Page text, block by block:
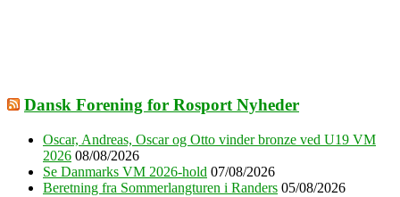
Dansk Forening for Rosport Nyheder
Oscar, Andreas, Oscar og Otto vinder bronze ved U19 VM
2026 08/08/2026
Se Danmarks VM 2026-hold 07/08/2026
Beretning fra Sommerlangturen i Randers 05/08/2026